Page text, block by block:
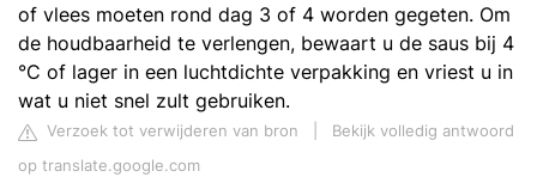
of vlees moeten rond dag 3 of 4 worden gegeten. Om
de houdbaarheid te verlengen, bewaart u de saus bij 4
°C of lager in een luchtdichte verpakking en vriest u in
wat u niet snel zult gebruiken.
Verzoek tot verwijderen van bron
Bekijk volledig antwoord
op translate.google.com